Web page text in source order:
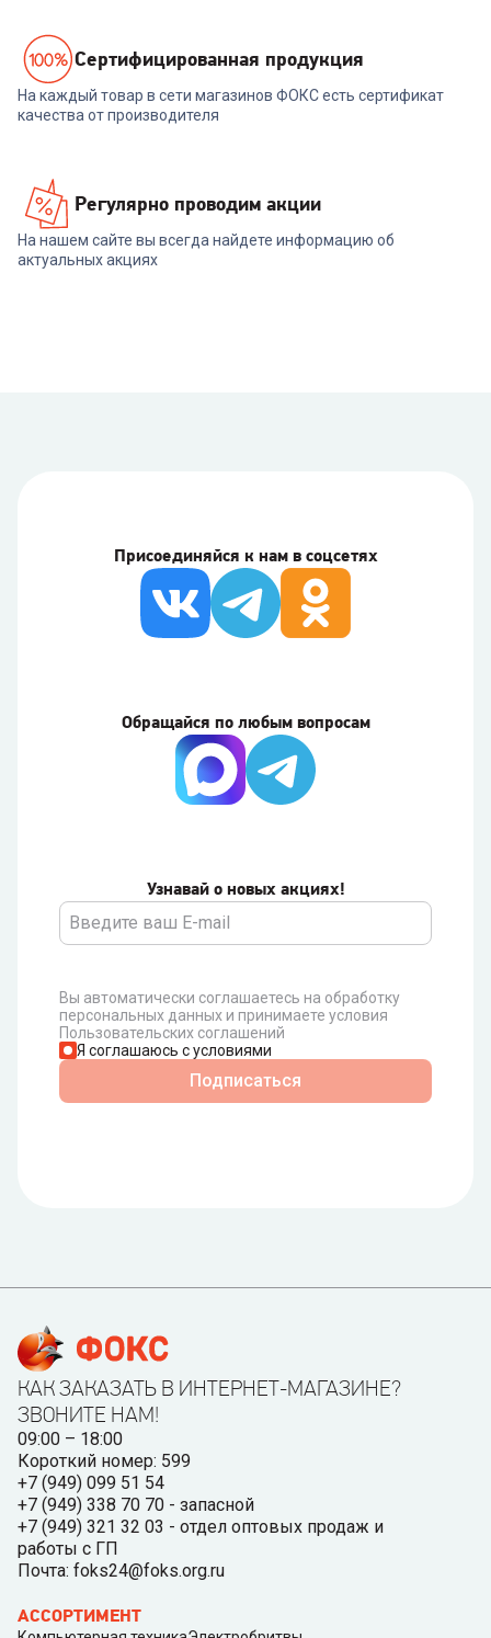
Cертифицированная продукция
На каждый товар в сети магазинов ФОКС есть сертификат
качества от производителя
Регулярно проводим акции
На нашем сайте вы всегда найдете информацию об
актуальных акциях
Присоединяйся к нам в соцсетях
Узнавай о новых акциях!
Вы автоматически соглашаетесь на обработку
персональных данных и принимаете условия
Пользовательских соглашений
Я соглашаюсь с условиями
Подписаться
Обращайся по любым вопросам
КАК ЗАКАЗАТЬ В ИНТЕРНЕТ-МАГАЗИНЕ?
ЗВОНИТЕ НАМ!
09:00 – 18:00
Короткий номер: 599
+7 (949) 099 51 54
+7 (949) 338 70 70 - запасной
+7 (949) 321 32 03 - отдел оптовых продаж и
работы с ГП
Почта: foks24@foks.org.ru
АССОРТИМЕНТ